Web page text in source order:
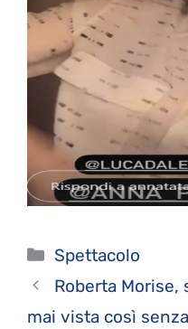
Categorie
Spettacolo
Roberta Morise,
mai vista così